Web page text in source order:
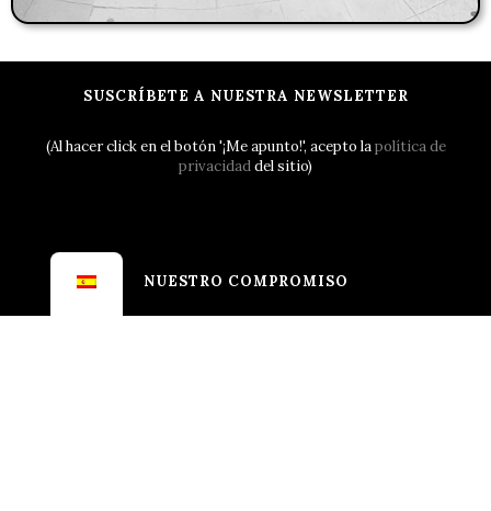
SUSCRÍBETE A NUESTRA NEWSLETTER
(Al hacer click en el botón '¡Me apunto!', acepto lapolítica de
privacidaddel sitio)
NUESTRO COMPROMISO